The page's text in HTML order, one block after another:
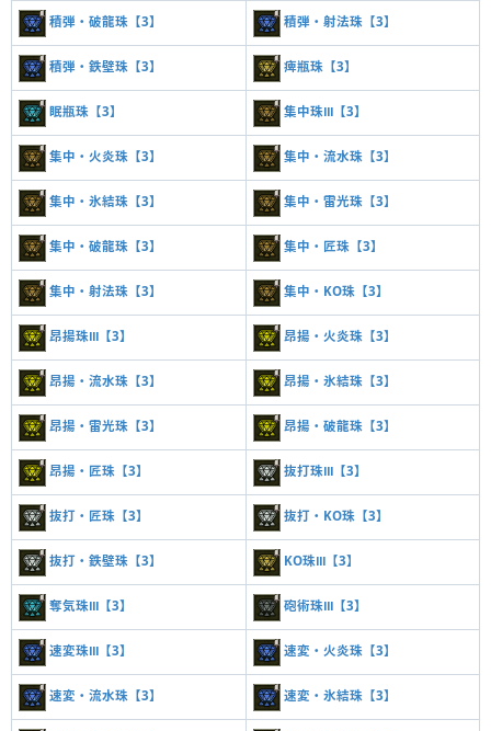
積弾・破龍珠【3】 積弾・射法珠【3】
積弾・鉄壁珠【3】 痺瓶珠【3】
眠瓶珠【3】 集中珠Ⅲ【3】
集中・火炎珠【3】 集中・流水珠【3】
集中・氷結珠【3】 集中・雷光珠【3】
集中・破龍珠【3】 集中・匠珠【3】
集中・射法珠【3】 集中・KO珠【3】
昂揚珠Ⅲ【3】 昂揚・火炎珠【3】
昂揚・流水珠【3】 昂揚・氷結珠【3】
昂揚・雷光珠【3】 昂揚・破龍珠【3】
昂揚・匠珠【3】 抜打珠Ⅲ【3】
抜打・匠珠【3】 抜打・KO珠【3】
抜打・鉄壁珠【3】 KO珠Ⅲ【3】
奪気珠Ⅲ【3】 砲術珠Ⅲ【3】
速変珠Ⅲ【3】 速変・火炎珠【3】
速変・流水珠【3】 速変・氷結珠【3】